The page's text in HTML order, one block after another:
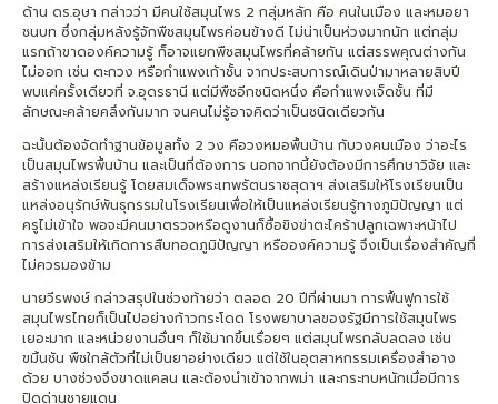
ด้าน ดร.อุษา กล่าวว่า มีคนใช้สมุนไพร 2 กลุ่มหลัก คือ คนในเมือง และหมอยา
ชนบท ซึ่งกลุ่มหลังรู้จักพืชสมุนไพรค่อนข้างดี ไม่น่าเป็นห่วงมากนัก แต่กลุ่ม
แรกถ้าขาดองค์ความรู้ ก็อาจแยกพืชสมุนไพรที่คล้ายกัน แต่สรรพคุณต่างกัน
ไม่ออก เช่น ตะกวง หรือกำแพงเก้าชั้น จากประสบการณ์เดินป่ามาหลายสิบปี
พบแค่ครั้งเดียวที่ จ.อุดรธานี แต่มีพืชอีกชนิดหนึ่ง คือกำแพงเจ็ดชั้น ที่มี
ลักษณะคล้ายคลึงกันมาก จนคนไม่รู้อาจคิดว่าเป็นชนิดเดียวกัน
ฉะนั้นต้องจัดทำฐานข้อมูลทั้ง 2 วง คือวงหมอพื้นบ้าน กับวงคนเมือง ว่าอะไร
เป็นสมุนไพรพื้นบ้าน และเป็นที่ต้องการ นอกจากนี้ยังต้องมีการศึกษาวิจัย และ
สร้างแหล่งเรียนรู้ โดยสมเด็จพระเทพรัตนราชสุดาฯ ส่งเสริมให้โรงเรียนเป็น
แหล่งอนุรักษ์พันธุกรรมในโรงเรียนเพื่อให้เป็นแหล่งเรียนรู้ทางภูมิปัญญา แต่
ครูไม่เข้าใจ พอจะมีคนมาตรวจหรือดูงานก็ซื้อขิงข่าตะไคร้าปลูกเฉพาะหน้าไป
การส่งเสริมให้เกิดการสืบทอดภูมิปัญญา หรือองค์ความรู้ จึงเป็นเรื่องสำคัญที่
ไม่ควรมองข้าม
นายวีรพงษ์ กล่าวสรุปในช่วงท้ายว่า ตลอด 20 ปีที่ผ่านมา การฟื้นฟูการใช้
สมุนไพรไทยก็เป็นไปอย่างก้าวกระโดด โรงพยาบาลของรัฐมีการใช้สมุนไพร
เยอะมาก และหน่วยงานอื่นๆ ก็ใช้มากขึ้นเรื่อยๆ แต่สมุนไพรกลับลดลง เช่น
ขมิ้นชัน พืชใกล้ตัวที่ไม่เป็นยาอย่างเดียว แต่ใช้ในอุตสาหกรรมเครื่องสำอาง
ด้วย บางช่วงจึงขาดแคลน และต้องนำเข้าจากพม่า และกระทบหนักเมื่อมีการ
ปิดด่านชายแดน